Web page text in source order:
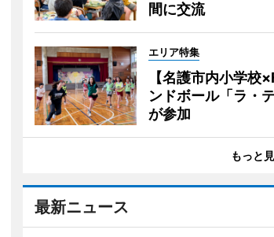
間に交流
エリア特集
【名護市内小学校
ンドボール「ラ・
が参加
もっと
最新ニュース